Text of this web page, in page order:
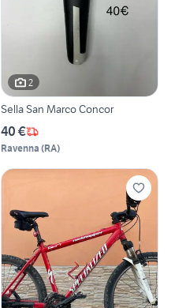
2
Sella San Marco Concor
40 €
Ravenna (RA)